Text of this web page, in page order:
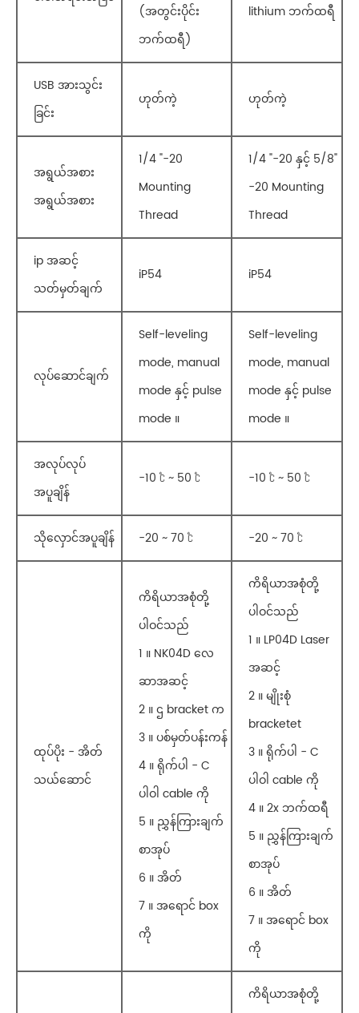
(အတွင်းပိုင်း
ဘက်ထရီ)
lithium ဘက်ထရီ
USB အားသွင်း
ခြင်း
ဟုတ်ကဲ့ ဟုတ်ကဲ့
အရွယ်အစား
အရွယ်အစား
1/4 "-20
Mounting
Thread
1/4 "-20 နှင့် 5/8"
-20 Mounting
Thread
ip အဆင့်
သတ်မှတ်ချက်
iP54 iP54
လုပ်ဆောင်ချက်
Self-leveling
mode, manual
mode နှင့် pulse
mode ။
Self-leveling
mode, manual
mode နှင့် pulse
mode ။
အလုပ်လုပ်
အပူချိန်
-10 ℃ ~ 50 ℃ -10 ℃ ~ 50 ℃
သိုလှောင်အပူချိန် -20 ~ 70 ℃ -20 ~ 70 ℃
ထုပ်ပိုး - အိတ်
သယ်ဆောင်
ကိရိယာအစုံတို့
ပါဝင်သည်
1 ။ NK04D လေ
ဆာအဆင့်
2 ။ ဌ bracket က
3 ။ ပစ်မှတ်ပန်းကန်
4 ။ ရိုက်ပါ - C
ပါဝါ cable ကို
5 ။ ညွှန်ကြားချက်
စာအုပ်
6 ။ အိတ်
7 ။ အရောင် box
ကို
ကိရိယာအစုံတို့
ပါဝင်သည်
1 ။ LP04D Laser
အဆင့်
2 ။ မျိုးစုံ
bracketet
3 ။ ရိုက်ပါ - C
ပါဝါ cable ကို
4 ။ 2x ဘက်ထရီ
5 ။ ညွှန်ကြားချက်
စာအုပ်
6 ။ အိတ်
7 ။ အရောင် box
ကို
ကိရိယာအစုံတို့